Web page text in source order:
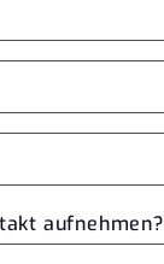
aufnehmen?